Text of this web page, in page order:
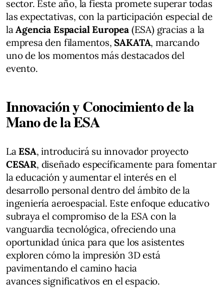
sector. Este año, la fiesta promete superar todas
las expectativas, con la participación especial de
laAgencia Espacial Europea(ESA) gracias a la
empresa den filamentos,SAKATA, marcando
uno de los momentos más destacados del
evento.
Innovación y Conocimiento de la
Mano de la ESA
La ESA, introducirá su innovador proyecto
CESAR, diseñado específicamente para fomentar
la educación y aumentar el interés en el
desarrollo personal dentro del ámbito de la
ingeniería aeroespacial. Este enfoque educativo
subraya el compromiso de la ESA con la
vanguardia tecnológica, ofreciendo una
oportunidad única para que los asistentes
exploren cómo la impresión 3D está
pavimentando el camino hacia
avances significativos en el espacio.